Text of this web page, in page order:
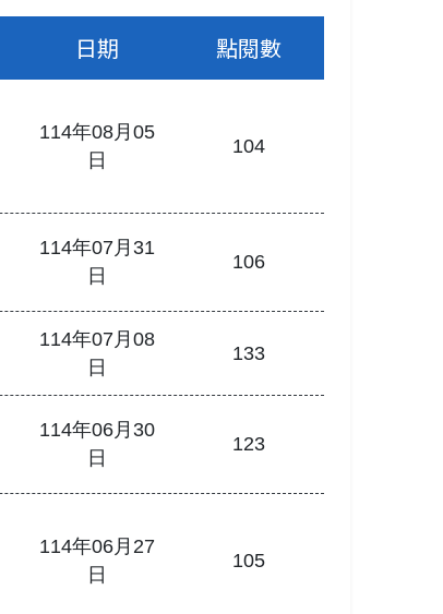
日期 點閱數
114年08月05
日
104
114年07月31
日
106
114年07月08
日
133
114年06月30
日
123
114年06月27
日
105